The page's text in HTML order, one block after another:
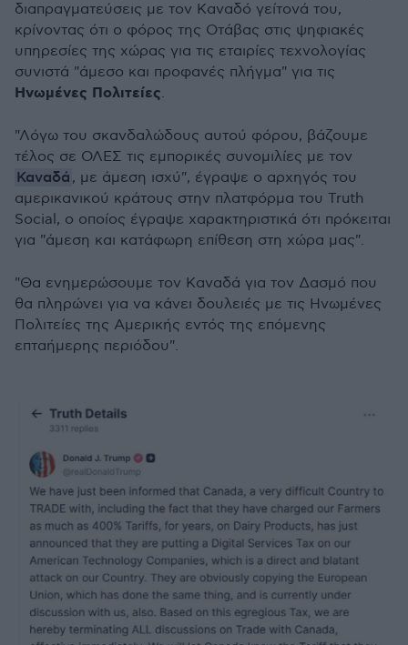
διαπραγματεύσεις με τον Καναδό γείτονά του,
κρίνοντας ότι ο φόρος της Οτάβας στις ψηφιακές
υπηρεσίες της χώρας για τις εταιρίες τεχνολογίας
συνιστά "άμεσο και προφανές πλήγμα" για τις
Ηνωμένες Πολιτείες.
"Λόγω του σκανδαλώδους αυτού φόρου, βάζουμε
τέλος σε ΟΛΕΣ τις εμπορικές συνομιλίες με τον
Καναδά , με άμεση ισχύ", έγραψε ο αρχηγός του
αμερικανικού κράτους στην πλατφόρμα του Truth
Social, ο οποίος έγραψε χαρακτηριστικά ότι πρόκειται
για "άμεση και κατάφωρη επίθεση στη χώρα μας".
"Θα ενημερώσουμε τον Καναδά για τον Δασμό που
θα πληρώνει για να κάνει δουλειές με τις Ηνωμένες
Πολιτείες της Αμερικής εντός της επόμενης
επταήμερης περιόδου".